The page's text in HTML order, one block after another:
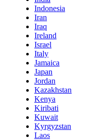
Indonesia
Iran
Iraq
Ireland
Israel
Italy
Jamaica
Japan
Jordan
Kazakhstan
Kenya
Kiribati
Kuwait
Kyrgyzstan
Laos